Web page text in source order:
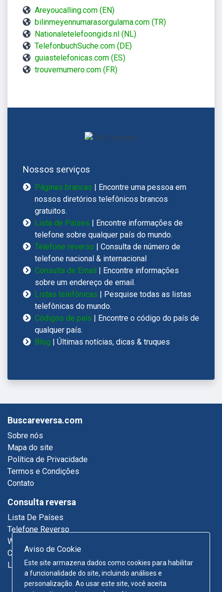
Areyoucalling.com (EN)
bilinmeyennumarasorgulama.com (TR)
Nationaletelefoongids.nl (NL)
TelefonbuchSuche.com (DE)
guiastelefonicas.com (ES)
trouvernumero.com (FR)
Nossos serviços
Páginas brancas | Encontre uma pessoa em
nossos diretórios telefônicos brancos
gratuitos.
Lista de Países | Encontre informações de
telefone sobre qualquer país do mundo.
Telefone reverso | Consulta de número de
telefone nacional & internacional
Consulta de Email | Encontre informações
sobre um endereço de email.
Listas telefônicas | Pesquise todas as listas
telefônicas do mundo.
Códigos de país | Encontre o código do país de
qualquer país.
Blog | Últimas notícias, dicas & truques
Aviso de Cookie
Este site armazena dados como cookies para habilitar
a funcionalidade do site, incluindo análises e
personalização. Ao usar este site, você aceita
Buscareversa.com
Sobre nós
Mapa do site
Política de Privacidade
Termos e Condições
Contato
Consulta reversa
Lista De Países
Telefone Reverso
Who Called Me
Consulta De Email
Lista Telefônica